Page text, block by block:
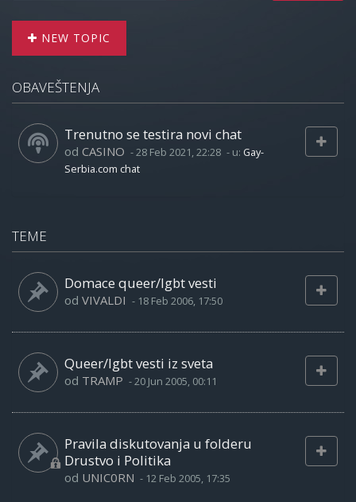
NEW TOPIC
OBAVEŠTENJA
Trenutno se testira novi chat
od CASINO -28 Feb 2021, 22:28 - u: Gay-
Serbia.com chat
TEME
Domace queer/lgbt vesti
od VIVALDI - 18 Feb 2006, 17:50
Queer/lgbt vesti iz sveta
od TRAMP -20 Jun 2005, 00:11
Pravila diskutovanja u folderu
Drustvo i Politika
od UNIC0RN - 12 Feb 2005, 17:35